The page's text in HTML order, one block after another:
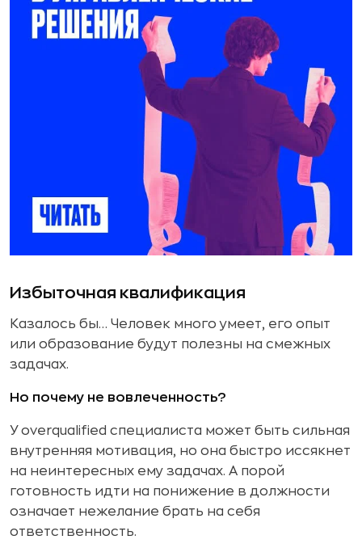
Избыточная квалификация
Казалось бы… Человек много умеет, его опыт
или образование будут полезны на смежных
задачах.
Но почему не вовлеченность?
У overqualified специалиста может быть сильная
внутренняя мотивация, но она быстро иссякнет
на неинтересных ему задачах. А порой
готовность идти на понижение в должности
означает нежелание брать на себя
ответственность.